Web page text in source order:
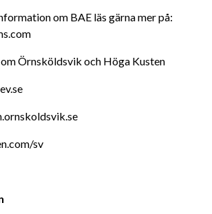
om BAE läs gärna mer på:
Örnsköldsvik och Höga Kusten
sv